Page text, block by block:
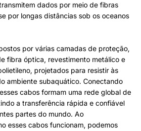
dados por meio de fibras
por longas distâncias sob os oceanos
por várias camadas de proteção,
fibra óptica, revestimento metálico e
projetados para resistir às
ambiente subaquático. Conectando
cabos formam uma rede global de
a transferência rápida e confiável
partes do mundo. Ao
esses cabos funcionam, podemos